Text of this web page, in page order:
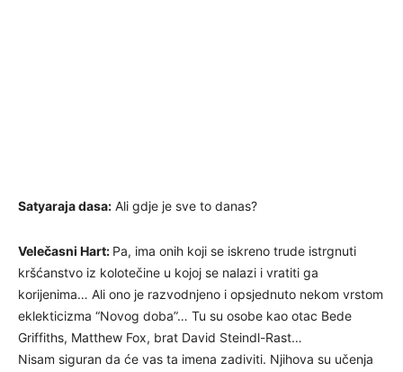
Satyaraja dasa: Ali gdje je sve to danas?
Velečasni Hart: Pa, ima onih koji se iskreno trude istrgnuti
kršćanstvo iz kolotečine u kojoj se nalazi i vratiti ga
korijenima… Ali ono je razvodnjeno i opsjednuto nekom vrstom
eklekticizma “Novog doba”… Tu su osobe kao otac Bede
Griffiths, Matthew Fox, brat David Steindl-Rast…
Nisam siguran da će vas ta imena zadiviti. Njihova su učenja